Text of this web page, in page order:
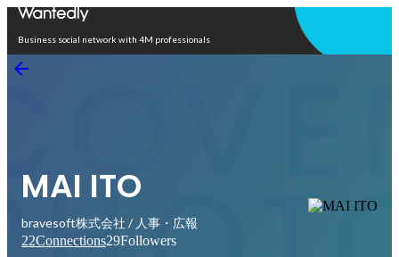
Business social network with 4M professionals
MAI ITO
bravesoft株式会社 / 人事・広報
22Connections29Followers